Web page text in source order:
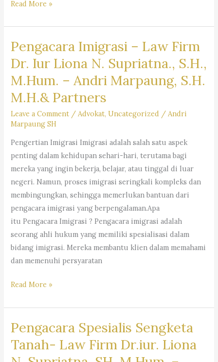
Layanan
Pengacara
Warga
Asing
(WNA)
di
–Firma
Andri
Marpaung
SH
MH
–
Dr.
iur.
Lion
N.
Supriata
&
Read More »
Pengacara Imigrasi – Law Firm
Dr. Iur Liona N. Supriatna., S.H.,
M.Hum. – Andri Marpaung, S.H.
M.H.& Partners
Leave a Comment / Advokat,Uncategorized / Andri
Marpaung SH
Pengertian Imigrasi Imigrasi adalah salah satu aspek
penting dalam kehidupan sehari-hari, terutama bagi
mereka yang ingin bekerja, belajar, atau tinggal di luar
negeri. Namun, proses imigrasi seringkali kompleks dan
membingungkan, sehingga memerlukan bantuan dari
pengacara imigrasi yang berpengalaman.Apa
itu Pengacara Imigrasi ? Pengacara imigrasi adalah
seorang ahli hukum yang memiliki spesialisasi dalam
bidang imigrasi. Mereka membantu klien dalam memahami
dan memenuhi persyaratan
Pengacara
–
Law
Dr.
Read More »
Pengacara Spesialis Sengketa
Tanah- Law Firm Dr.iur. Liona